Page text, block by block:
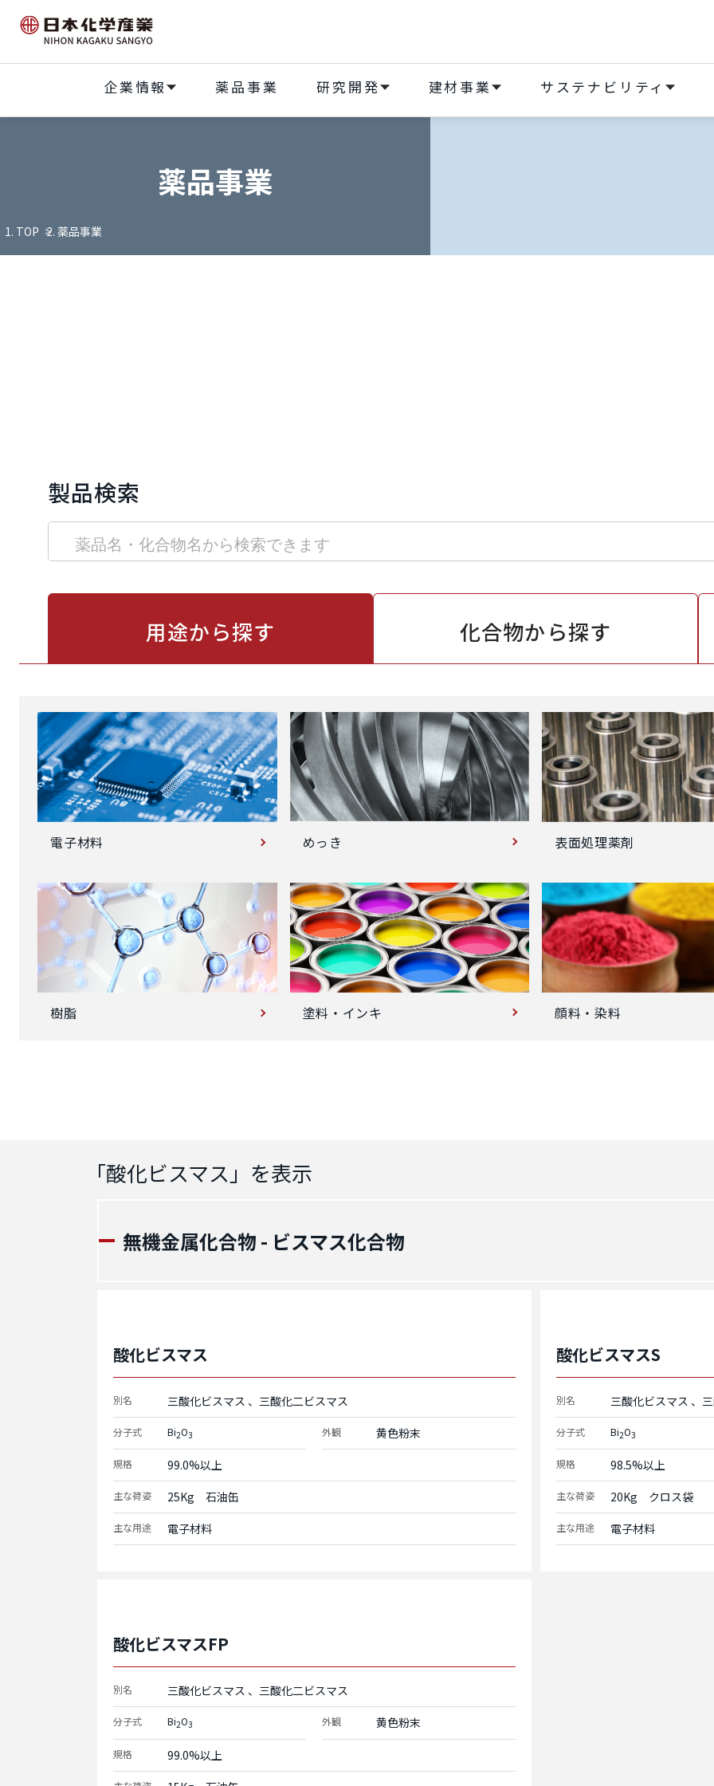
企業情報 薬品事業 研究開発 建材事業 サステナビリティ
薬品事業
TOP 薬品事業
製品検索
用途から探す 化合物から探す
電子材料 めっき 表面処理薬剤
樹脂 塗料・インキ 顔料・染料
「酸化ビスマス 」を表示
無機金属化合物 - ビスマス化合物
酸化ビスマス
別名 三酸化ビスマス 三酸化二ビスマス
分子式 Bi2O3 外観 黄色粉末
規格 99.0%以上
主な荷姿 25Kg　石油缶
主な用途 電子材料
酸化ビスマスS
別名 三酸化ビスマス
分子式 Bi2O3
規格 98.5%以上
主な荷姿 20Kg　クロス袋
主な用途 電子材料
酸化ビスマスFP
別名 三酸化ビスマス 三酸化二ビスマス
分子式 Bi2O3 外観 黄色粉末
規格 99.0%以上